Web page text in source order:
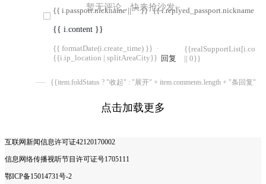
{{ i.passport.nickname || "" }} {{ i.replyed_passport.nickname ||
{{ i.content }}
{{ formatDate(i.create_time) }} ·
{{i.ip_location | splitAreaCity}} 回复
|| 0}}
{{item.foldStatus ? "收起" : "展开" + item.comments.length + "条回复"}}
暂无评论，快来抢沙发~
点击加载更多
互联网新闻信息许可证42120170002
信息网络传播视听节目许可证号1705111
鄂ICP备15014731号-2